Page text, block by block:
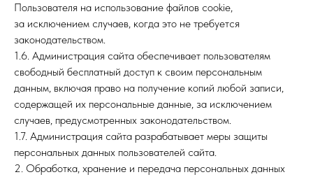
Пользователя на использование файлов cookie,
за исключением случаев, когда это не требуется
законодательством.
1.6. Администрация сайта обеспечивает пользователям
свободный бесплатный доступ к своим персональным
данным, включая право на получение копий любой записи,
содержащей их персональные данные, за исключением
случаев, предусмотренных законодательством.
1.7. Администрация сайта разрабатывает меры защиты
персональных данных пользователей сайта.
2. Обработка, хранение и передача персональных данных